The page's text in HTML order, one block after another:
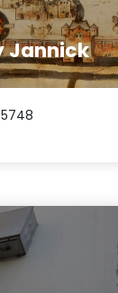
Jannick